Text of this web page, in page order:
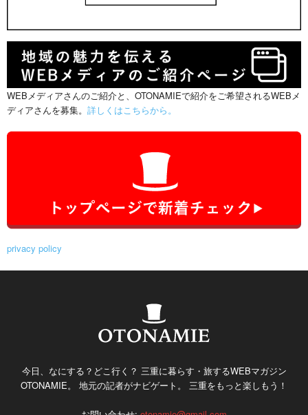
WEBメディアさんのご紹介と、OTONAMIEで紹介をご希望されるWEBメ
ディアさんを募集。 詳しくはこちらから。
privacy policy
今日、なにする？どこ行く？ 三重に暮らす・旅するWEBマガジン
OTONAMIE。 地元の記者がナビゲート。 三重をもっと楽しもう！